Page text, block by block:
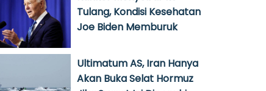
Tulang, Kondisi Kesehatan
Joe Biden Memburuk
Ultimatum AS, Iran Hanya
Akan Buka Selat Hormuz